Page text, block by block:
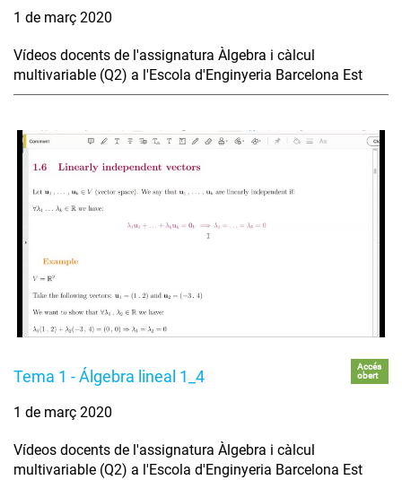
1 de març 2020
Vídeos docents de l'assignatura Àlgebra i càlcul
multivariable (Q2) a l'Escola d'Enginyeria Barcelona Est
Tema 1 - Álgebra lineal 1_4
Accés
obert
1 de març 2020
Vídeos docents de l'assignatura Àlgebra i càlcul
multivariable (Q2) a l'Escola d'Enginyeria Barcelona Est